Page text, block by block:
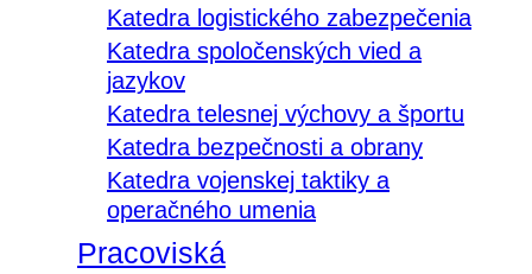
Katedra logistického zabezpečenia
Katedra spoločenských vied a
jazykov
Katedra telesnej výchovy a športu
Katedra bezpečnosti a obrany
Katedra vojenskej taktiky a
operačného umenia
Pracoviská